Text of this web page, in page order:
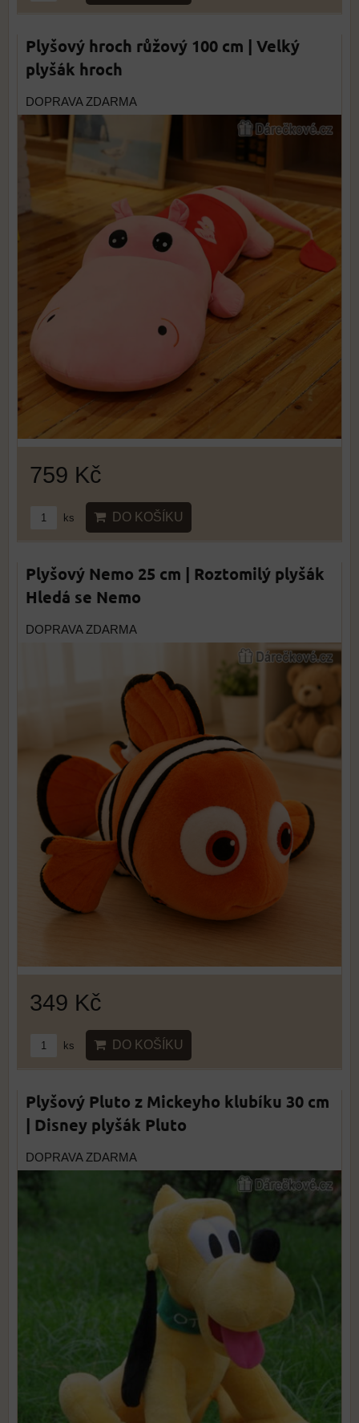
Plyšový hroch růžový 100 cm | Velký
plyšák hroch
DOPRAVA ZDARMA
759 Kč
ks DO KOŠÍKU
Plyšový Nemo 25 cm | Roztomilý plyšák
Hledá se Nemo
DOPRAVA ZDARMA
349 Kč
ks DO KOŠÍKU
Plyšový Pluto z Mickeyho klubíku 30 cm
| Disney plyšák Pluto
DOPRAVA ZDARMA